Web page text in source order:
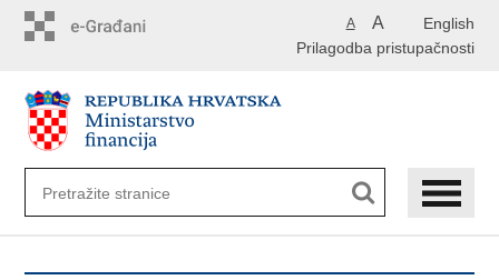
English
A A
Prilagodba pristupačnosti